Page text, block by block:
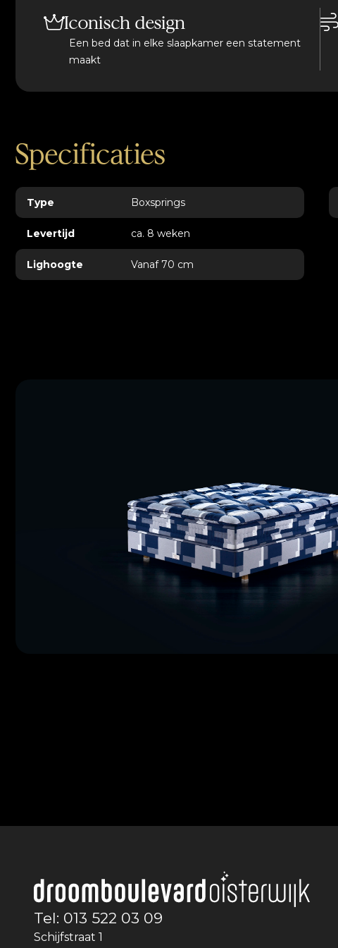
Iconisch design
Een bed dat in elke slaapkamer een statement
maakt
Specificaties
Type Boxsprings
Levertijd ca. 8 weken
Lighoogte Vanaf 70 cm
Tel: 013 522 03 09
Schijfstraat 1